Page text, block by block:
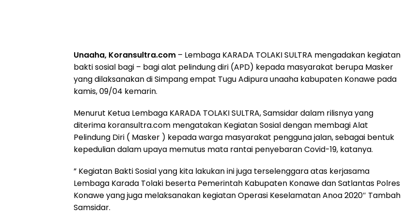
Unaaha, Koransultra.com – Lembaga KARADA TOLAKI SULTRA mengadakan kegiatan
bakti sosial bagi – bagi alat pelindung diri (APD) kepada masyarakat berupa Masker
yang dilaksanakan di Simpang empat Tugu Adipura unaaha kabupaten Konawe pada
kamis, 09/04 kemarin.
Menurut Ketua Lembaga KARADA TOLAKI SULTRA, Samsidar dalam rilisnya yang
diterima koransultra.com mengatakan Kegiatan Sosial dengan membagi Alat
Pelindung Diri ( Masker ) kepada warga masyarakat pengguna jalan, sebagai bentuk
kepedulian dalam upaya memutus mata rantai penyebaran Covid-19, katanya.
” Kegiatan Bakti Sosial yang kita lakukan ini juga terselenggara atas kerjasama
Lembaga Karada Tolaki beserta Pemerintah Kabupaten Konawe dan Satlantas Polres
Konawe yang juga melaksanakan kegiatan Operasi Keselamatan Anoa 2020″ Tambah
Samsidar.